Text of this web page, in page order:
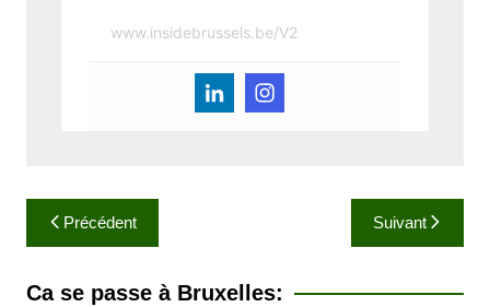
www.insidebrussels.be/V2
a
v
Précédent Suivant
Ca se passe à Bruxelles: